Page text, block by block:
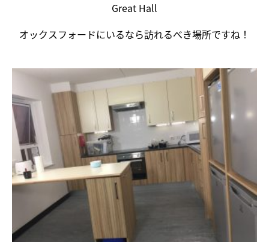
Great Hall
オックスフォードにいるなら訪れるべき場所ですね！